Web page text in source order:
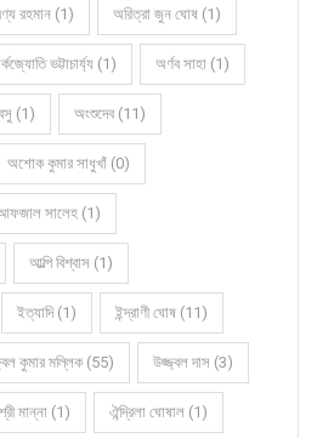
রহমান (1) অরিত্রা জুন ঘোষ (1)
ভট্টাচার্য্য (1) অর্ণব সাহা (1)
(1) অংশুদেব (11)
অশোক কুমার সাধুখাঁ (0)
সালেহ (1)
আল্পি বিশ্বাস (1)
ইত্যাদি (1) ইন্দ্রাণী ঘোষ (11)
কুমার মল্লিক (55) উজ্জ্বল দাস (3)
মান্না (1) ঐন্দ্রিলা ঘোষাল (1)